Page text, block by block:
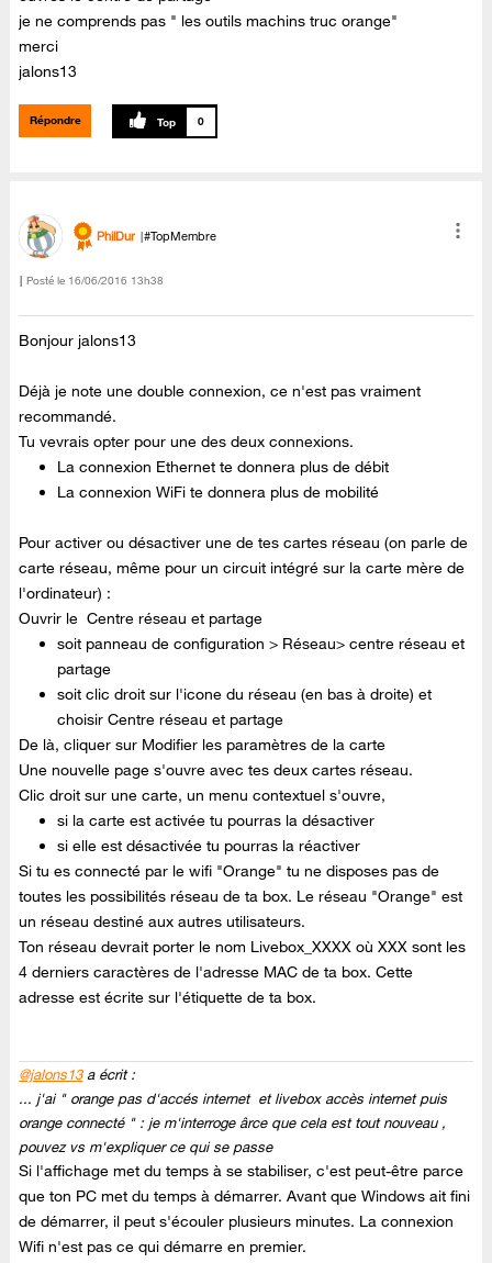
je ne comprends pas " les outils machins truc orange"
merci
jalons13
Répondre 0
PhilDur #TopMembre
Posté le ‎16/06/2016 13h38
Bonjour jalons13
Déjà je note une double connexion, ce n'est pas vraiment
recommandé.
Tu vevrais opter pour une des deux connexions.
La connexion Ethernet te donnera plus de débit
La connexion WiFi te donnera plus de mobilité
Pour activer ou désactiver une de tes cartes réseau (on parle de
carte réseau, même pour un circuit intégré sur la carte mère de
l'ordinateur) :
Ouvrir le Centre réseau et partage
soit panneau de configuration > Réseau> centre réseau et
partage
soit clic droit sur l'icone du réseau (en bas à droite) et
choisir Centre réseau et partage
De là, cliquer sur Modifier les paramètres de la carte
Une nouvelle page s'ouvre avec tes deux cartes réseau.
Clic droit sur une carte, un menu contextuel s'ouvre,
si la carte est activée tu pourras la désactiver
si elle est désactivée tu pourras la réactiver
Si tu es connecté par le wifi "Orange" tu ne disposes pas de
toutes les possibilités réseau de ta box. Le réseau "Orange" est
un réseau destiné aux autres utilisateurs.
Ton réseau devrait porter le nom Livebox_XXXX où XXX sont les
4 derniers caractères de l'adresse MAC de ta box. Cette
adresse est écrite sur l'étiquette de ta box.
@jalons13a écrit :
... j'ai " orange pas d'accés internet et livebox accès internet puis
orange connecté " : je m'interroge ârce que cela est tout nouveau ,
pouvez vs m'expliquer ce qui se passe
Si l'affichage met du temps à se stabiliser, c'est peut-être parce
que ton PC met du temps à démarrer. Avant que Windows ait fini
de démarrer, il peut s'écouler plusieurs minutes. La connexion
Wifi n'est pas ce qui démarre en premier.